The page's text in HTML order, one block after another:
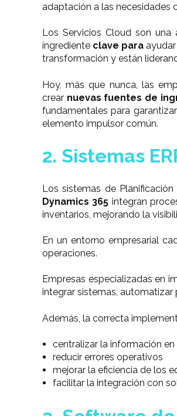
adaptación a las necesidades
Los Servicios Cloud son
ingrediente clave para
transformación y están
Hoy, más que nunca, las
crear nuevas fuentes de
fundamentales para
elemento impulsor común.
2. Sistemas
Los sistemas de
Dynamics 365 integran
inventarios, mejorando la
En un entorno empresarial
operaciones.
Empresas especializadas en
integrar sistemas,
Además, la correcta
centralizar la información
reducir errores operativos
mejorar la eficiencia de los
facilitar la integración con